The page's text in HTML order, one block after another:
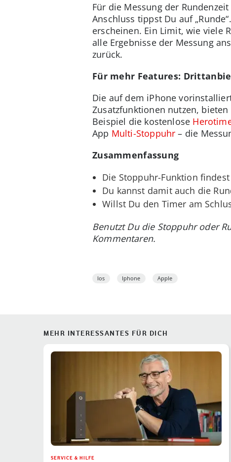
Für die Messung der
Anschluss tippst Du auf
erscheinen. Ein Limit, wie viele
alle Ergebnisse der Messung
zurück.
Für mehr Features:
Die auf dem iPhone
Zusatzfunktionen nutzen,
Beispiel die kostenlose
App Multi-Stoppuhr – die
Zusammenfassung
Die Stoppuhr-Funktion
Du kannst damit auch die
Willst Du den Timer am
Benutzt Du die Stoppuhr oder
Kommentaren.
Ios Iphone Apple
MEHR INTERESSANTES FÜR DICH
SERVICE & HILFE